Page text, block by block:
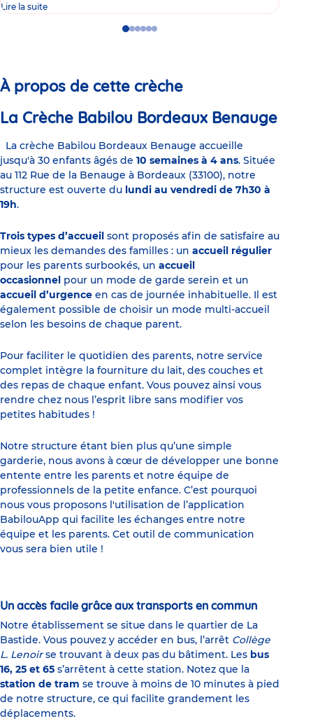
Lire la suite
GoGoGoGo
GoGo
À propos de cette crèche
La Crèche Babilou Bordeaux Benauge
La crèche Babilou Bordeaux Benauge accueille
jusqu'à 30 enfants âgés de 10 semaines à 4 ans. Située
au 112 Rue de la Benauge à Bordeaux (33100), notre
structure est ouverte du lundi au vendredi de 7h30 à
19h.
Trois types d’accueil sont proposés afin de satisfaire au
mieux les demandes des familles : un accueil régulier
pour les parents surbookés, un accueil
occasionnel pour un mode de garde serein et un
accueil d’urgence en cas de journée inhabituelle. Il est
également possible de choisir un mode multi-accueil
selon les besoins de chaque parent.
Pour faciliter le quotidien des parents, notre service
complet intègre la fourniture du lait, des couches et
des repas de chaque enfant. Vous pouvez ainsi vous
rendre chez nous l’esprit libre sans modifier vos
petites habitudes !
Notre structure étant bien plus qu’une simple
garderie, nous avons à cœur de développer une bonne
entente entre les parents et notre équipe de
professionnels de la petite enfance. C’est pourquoi
nous vous proposons l'utilisation de l’application
BabilouApp qui facilite les échanges entre notre
équipe et les parents. Cet outil de communication
vous sera bien utile !
Un accès facile grâce aux transports en commun
Notre établissement se situe dans le quartier de La
Bastide. Vous pouvez y accéder en bus, l’arrêt Collège
L. Lenoirse trouvant à deux pas du bâtiment. Les bus
16, 25 et 65 s’arrêtent à cette station. Notez que la
station de tram se trouve à moins de 10 minutes à pied
de notre structure, ce qui facilite grandement les
déplacements.